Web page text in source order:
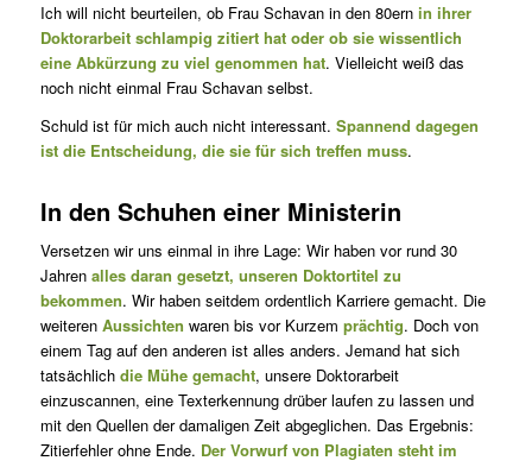
Ich will nicht beurteilen, ob Frau Schavan in den 80ern in ihrer
Doktorarbeit schlampig zitiert hat oder ob sie wissentlich
eine Abkürzung zu viel genommen hat. Vielleicht weiß das
noch nicht einmal Frau Schavan selbst.
Schuld ist für mich auch nicht interessant. Spannend dagegen
ist die Entscheidung, die sie für sich treffen muss.
In den Schuhen einer Ministerin
Versetzen wir uns einmal in ihre Lage: Wir haben vor rund 30
Jahren alles daran gesetzt, unseren Doktortitel zu
bekommen. Wir haben seitdem ordentlich Karriere gemacht. Die
weiteren Aussichten waren bis vor Kurzem prächtig. Doch von
einem Tag auf den anderen ist alles anders. Jemand hat sich
tatsächlich die Mühe gemacht, unsere Doktorarbeit
einzuscannen, eine Texterkennung drüber laufen zu lassen und
mit den Quellen der damaligen Zeit abgeglichen. Das Ergebnis:
Zitierfehler ohne Ende. Der Vorwurf von Plagiaten steht im